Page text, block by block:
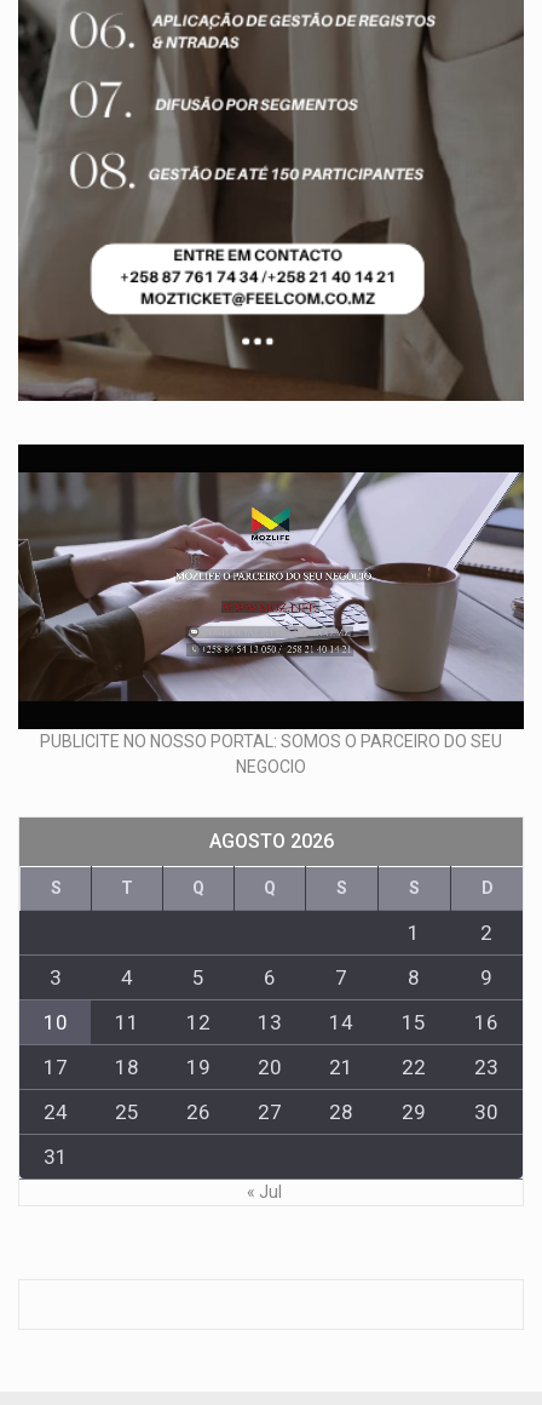
PUBLICITE NO NOSSO PORTAL: SOMOS O PARCEIRO DO SEU
NEGOCIO
AGOSTO 2026
S T Q Q S S D
1
2
3
4 5 6 7 8
9
10
11 12 13 14 15
16
17
18 19 20 21 22
23
24
25 26 27 28 29
30
31
« Jul